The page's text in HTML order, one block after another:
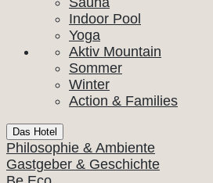
Indoor Pool
Yoga
Aktiv Mountain
Sommer
Winter
Action & Families
Das Hotel
Philosophie & Ambiente
Gastgeber & Geschichte